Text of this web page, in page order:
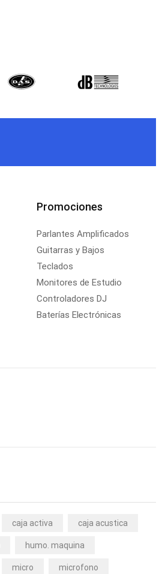
Promociones
Parlantes Amplificados
Guitarras y Bajos
Teclados
Monitores de Estudio
Controladores DJ
Baterías Electrónicas
caja activa caja acustica
humo. maquina
micro microfono